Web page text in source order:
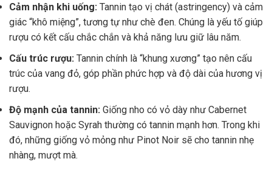
Cảm nhận khi uống: Tannin tạo vị chát (astringency) và cảm
giác “khô miệng”, tương tự như chè đen. Chúng là yếu tố giúp
rượu có kết cấu chắc chắn và khả năng lưu giữ lâu năm.
Cấu trúc rượu: Tannin chính là “khung xương” tạo nên cấu
trúc của vang đỏ, góp phần phức hợp và độ dài của hương vị
rượu.
Độ mạnh của tannin: Giống nho có vỏ dày như Cabernet
Sauvignon hoặc Syrah thường có tannin mạnh hơn. Trong khi
đó, những giống vỏ mỏng như Pinot Noir sẽ cho tannin nhẹ
nhàng, mượt mà.